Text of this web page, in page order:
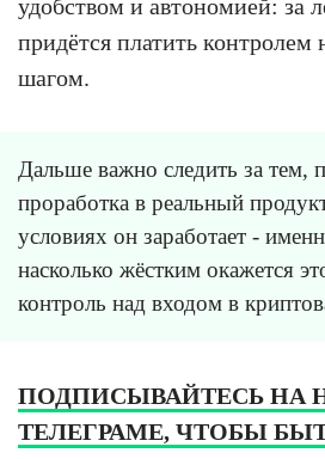
удобством и автономией: за
придётся платить
шагом.
Дальше важно следить за тем,
проработка в реальный
условиях он заработает -
насколько жёстким окажется
контроль над входом в
ПОДПИСЫВАЙТЕСЬ НА
ТЕЛЕГРАМЕ, ЧТОБЫ